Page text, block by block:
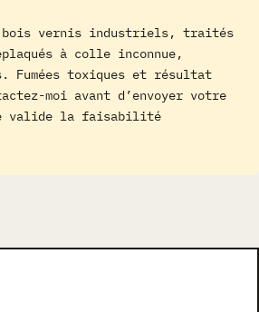
bois vernis industriels, traités
à colle inconnue,
Fumées toxiques et résultat
moi avant d’envoyer votre
valide la faisabilité